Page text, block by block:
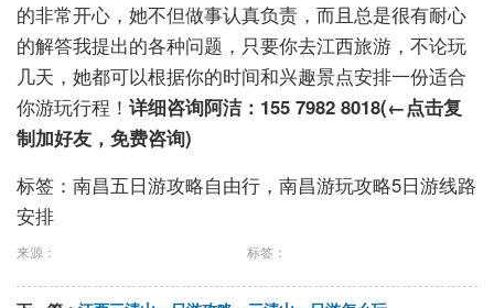
的非常开心，她不但做事认真负责，而且总是很有耐心
的解答我提出的各种问题，只要你去江西旅游，不论玩
几天，她都可以根据你的时间和兴趣景点安排一份适合
你游玩行程！ 详细咨询阿洁：155 7982 8018(←点击复
制加好友，免费咨询)
标签：南昌五日游攻略自由行，南昌游玩攻略5日游线路
安排
来源： 标签：